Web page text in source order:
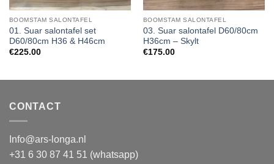
BOOMSTAM SALONTAFEL
01. Suar salontafel set
D60/80cm H36 & H46cm
€225.00
BOOMSTAM SALONTAFEL
03. Suar salontafel D60/80cm
H36cm – Skylt
€175.00
CONTACT
Info@ars-longa.nl
+31 6 30 87 41 51 (whatsapp)